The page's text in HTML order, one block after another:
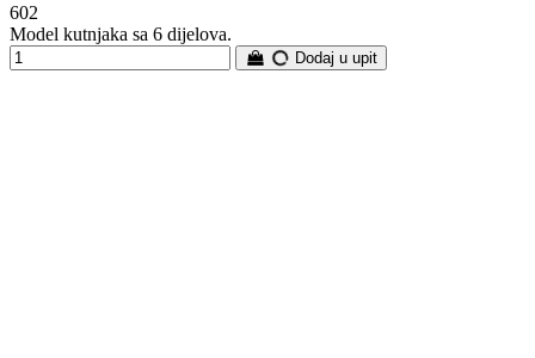
602
Model kutnjaka sa 6 dijelova.
Dodaj u upit